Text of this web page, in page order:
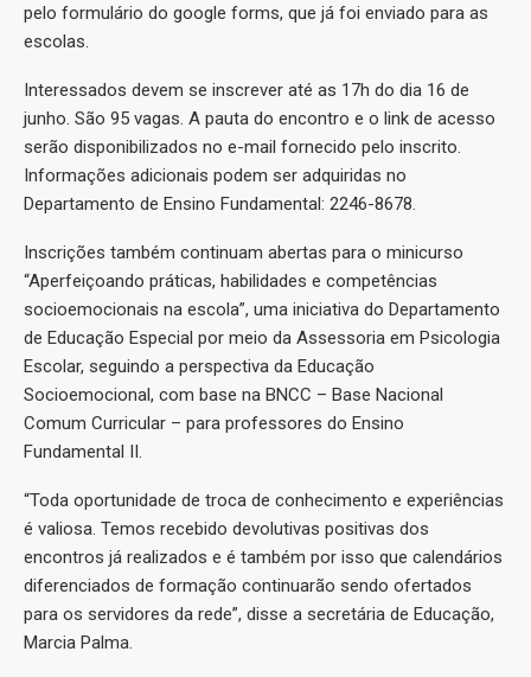
pelo formulário do google forms, que já foi enviado para as
escolas.
Interessados devem se inscrever até as 17h do dia 16 de
junho. São 95 vagas. A pauta do encontro e o link de acesso
serão disponibilizados no e-mail fornecido pelo inscrito.
Informações adicionais podem ser adquiridas no
Departamento de Ensino Fundamental: 2246-8678.
Inscrições também continuam abertas para o minicurso
“Aperfeiçoando práticas, habilidades e competências
socioemocionais na escola”, uma iniciativa do Departamento
de Educação Especial por meio da Assessoria em Psicologia
Escolar, seguindo a perspectiva da Educação
Socioemocional, com base na BNCC – Base Nacional
Comum Curricular – para professores do Ensino
Fundamental II.
“Toda oportunidade de troca de conhecimento e experiências
é valiosa. Temos recebido devolutivas positivas dos
encontros já realizados e é também por isso que calendários
diferenciados de formação continuarão sendo ofertados
para os servidores da rede”, disse a secretária de Educação,
Marcia Palma.